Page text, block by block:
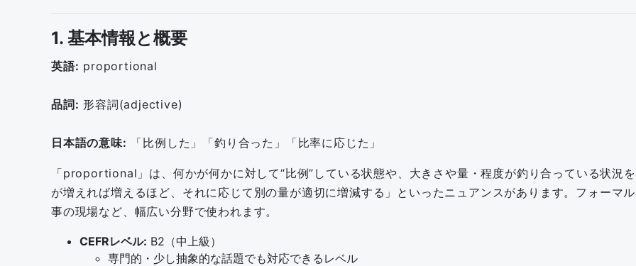
1. 基本情報と概要
英語: proportional
品詞: 形容詞(adjective)
日本語の意味: 「比例した」「釣り合った」「比率に応じた」
「proportional」は、何かが何かに対して“比例”している状態や、大きさや量・程度が釣り合っている状況
が増えれば増えるほど、それに応じて別の量が適切に増減する」といったニュアンスがあります。フォーマ
事の現場など、幅広い分野で使われます。
CEFRレベル: B2（中上級）
専門的・少し抽象的な話題でも対応できるレベル